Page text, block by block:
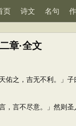
页 诗文 名句
章·全文
之，吉无不利。」子
言不尽意。」然则圣